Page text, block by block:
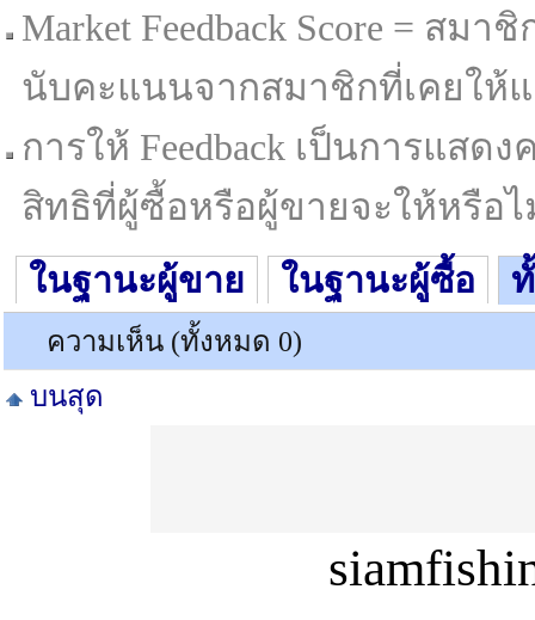
Market Feedback Score = สม
นับคะแนนจากสมาชิกที่เคยให้
การให้ Feedback เป็นการแส
สิทธิที่ผู้ซื้อหรือผู้ขายจะให้หรือไ
ในฐานะผู้ขาย ในฐานะผู้ซื้อ
ความเห็น (ทั้งหมด 0)
บนสุด